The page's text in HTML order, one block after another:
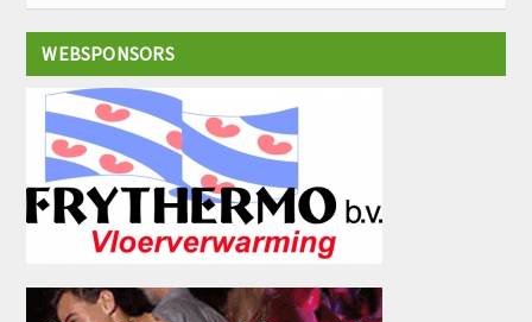
WEBSPONSORS